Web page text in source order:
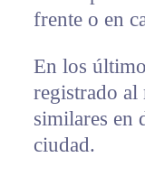
frente o en
En los
registrado al
similares en
ciudad.